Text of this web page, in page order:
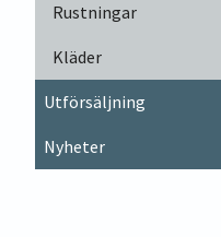
Rustningar
Kläder
Utförsäljning
Nyheter